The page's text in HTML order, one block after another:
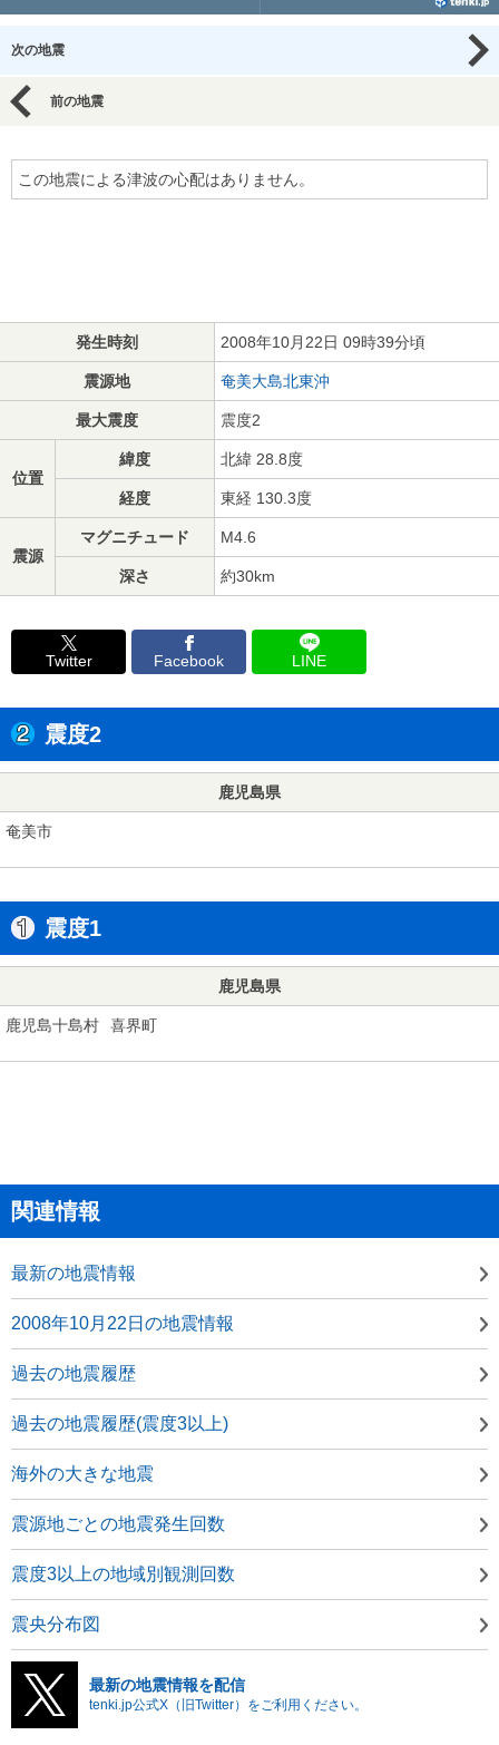
次の地震
前の地震
この地震による津波の心配はありません。
発生時刻 2008年10月22日 09時39分頃
震源地 奄美大島北東沖
最大震度 震度2
位置
緯度 北緯 28.8度
経度 東経 130.3度
震源
マグニチュード M4.6
深さ 約30km
Twitter Facebook LINE
震度2
鹿児島県
奄美市
震度1
鹿児島県
鹿児島十島村 喜界町
関連情報
最新の地震情報
2008年10月22日の地震情報
過去の地震履歴
過去の地震履歴(震度3以上)
海外の大きな地震
震源地ごとの地震発生回数
震度3以上の地域別観測回数
震央分布図
最新の地震情報を配信
tenki.jp公式X（旧Twitter）をご利用ください。